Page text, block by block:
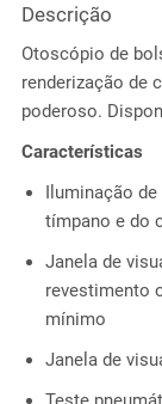
Descrição
Otoscópio de
renderização de
poderoso.
Características
Iluminação
tímpano e do
Janela de
revestimento
mínimo
Janela de